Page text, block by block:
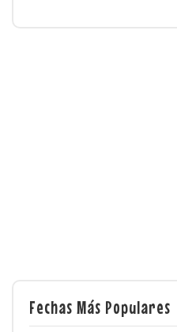
Fechas Más Populares